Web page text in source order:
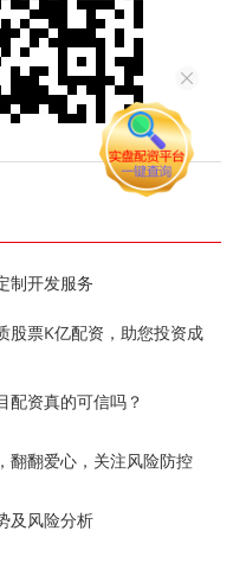
制开发服务
股票K亿配资，助您投资成
配资真的可信吗？
翻翻爱心，关注风险防控
及风险分析